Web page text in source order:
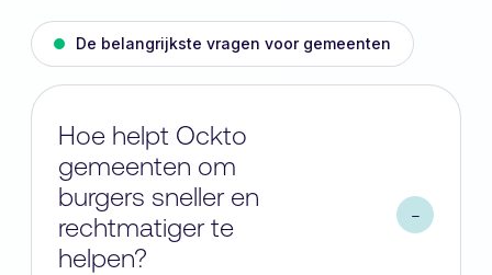
De belangrijkste vragen voor gemeenten
Hoe helpt Ockto
gemeenten om
burgers sneller en
rechtmatiger te
helpen?